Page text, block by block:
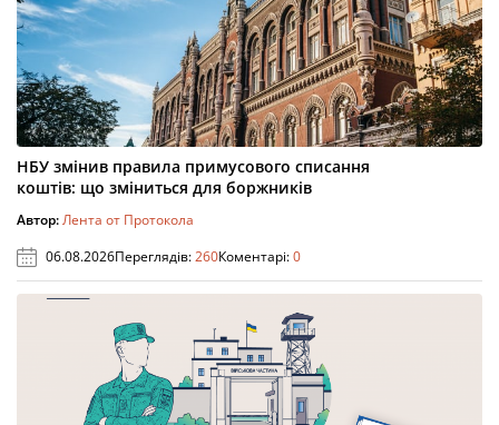
НБУ змінив правила примусового списання
коштів: що зміниться для боржників
Автор:Лента от Протокола
06.08.2026Переглядів:260Коментарі:0